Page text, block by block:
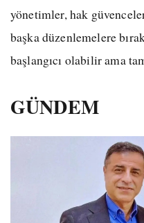
yönetimler, hak
başka düzenlemelere
başlangıcı olabilir ama
GÜNDEM